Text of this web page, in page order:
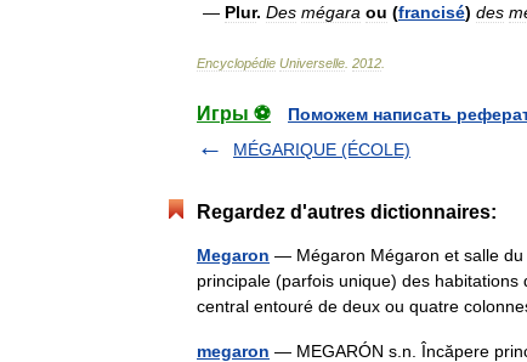
— Plur. Des mégara ou (francisé) des
Encyclopédie Universelle 2012
Игры ⚽
Поможем написать
MÉGARIQUE (ÉCOLE)
Regardez d'autres dictionnaires:
Megaron — Mégaron Mégaron et salle du
principale (parfois unique) des
central entouré de deux ou quatre
megaron — MEGARÓN s.n. Încăpere